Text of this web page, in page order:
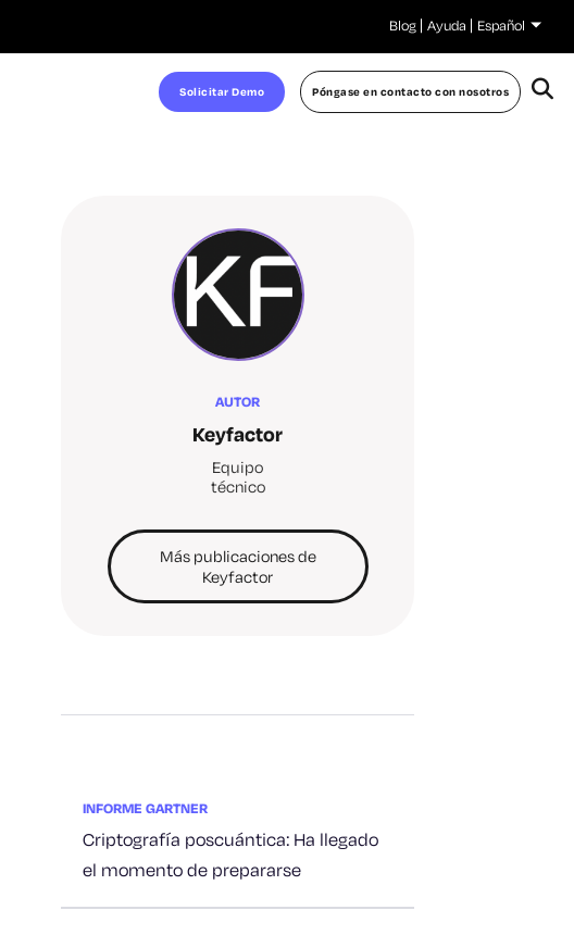
Blog Ayuda Español
Solicitar Demo Póngase en contacto con nosotros
AUTOR
Keyfactor
Equipo
técnico
Más publicaciones de
Keyfactor
INFORME GARTNER
Criptografía poscuántica: Ha llegado
el momento de prepararse